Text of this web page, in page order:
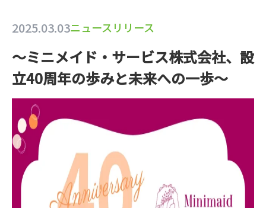
2025.03.03ニュースリリース
～ミニメイド・サービス株式会社、設
立40周年の歩みと未来への一歩～